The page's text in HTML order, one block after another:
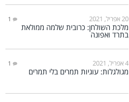
20 אפריל, 2021 1
מלכת השולחן: כרובית שלמה ממולאת
בתרד ואפונה
4 אפריל, 2021 1
מגולגלות: עוגיות תמרים בלי תמרים